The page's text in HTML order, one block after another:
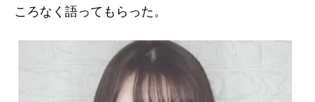
ころなく語ってもらった。